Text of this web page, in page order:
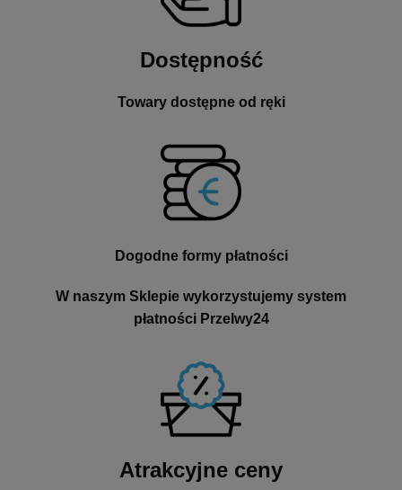
Dostępność
Towary dostępne od ręki
Dogodne formy płatności
W naszym Sklepie wykorzystujemy system
płatności Przelwy24
Atrakcyjne ceny